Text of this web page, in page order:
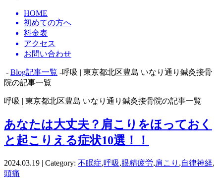
HOME
初めての方へ
料金表
アクセス
お問い合わせ
- Blog記事一覧 -呼吸 | 東京都北区豊島 いなり通り鍼灸接骨
院の記事一覧
呼吸 | 東京都北区豊島 いなり通り鍼灸接骨院の記事一覧
あなたは大丈夫？肩こりをほっておく
と起こりえる症状10選！！
2024.03.19 | Category: 不眠症,呼吸,眼精疲労,肩こり ,自律神経,
頭痛